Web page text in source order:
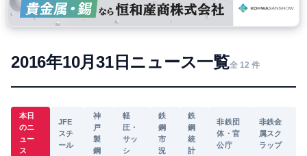
2016年10月31日ニュース一覧全 12 件
本日
のニ
ュー
ス
JFE
スチ
ール
神
戸
製
鋼
軽
圧・
サッ
シ
鉄
鋼
市
況
鉄
鋼
統
計
非鉄団
体・官
公庁
非鉄金
属スク
ラップ